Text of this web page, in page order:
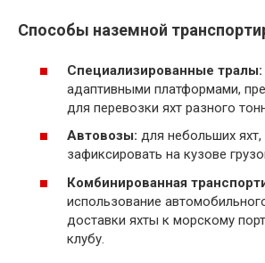
Способы наземной
Специализированные тралы:
адаптивными платформами,
для перевозки яхт разного
Автовозы: для небольших
зафиксировать на кузове
Комбинированная
использование
доставки яхты к морскому
клубу.